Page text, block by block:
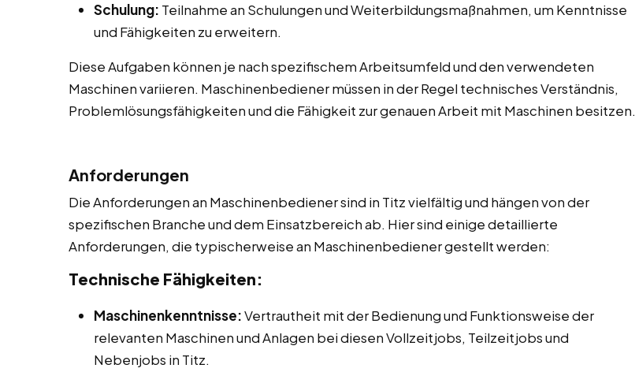
Schulung: Teilnahme an Schulungen und Weiterbildungsmaßnahmen, um Kenntnisse
und Fähigkeiten zu erweitern.
Diese Aufgaben können je nach spezifischem Arbeitsumfeld und den verwendeten
Maschinen variieren. Maschinenbediener müssen in der Regel technisches Verständnis,
Problemlösungsfähigkeiten und die Fähigkeit zur genauen Arbeit mit Maschinen besitzen.
Anforderungen
Die Anforderungen an Maschinenbediener sind in Titz vielfältig und hängen von der
spezifischen Branche und dem Einsatzbereich ab. Hier sind einige detaillierte
Anforderungen, die typischerweise an Maschinenbediener gestellt werden:
Technische Fähigkeiten:
Maschinenkenntnisse:Vertrautheit mit der Bedienung und Funktionsweise der
relevanten Maschinen und Anlagen bei diesen Vollzeitjobs, Teilzeitjobs und
Nebenjobs in Titz.